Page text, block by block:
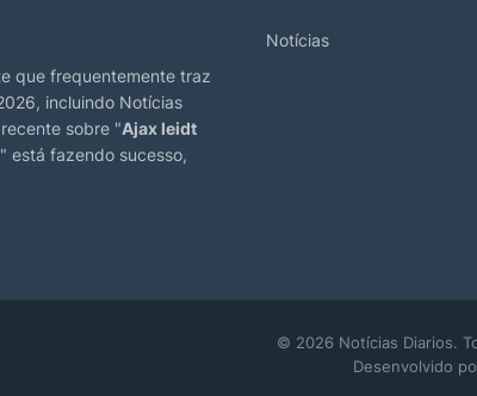
que frequentemente traz
incluindo Notícias
sobre "Ajax leidt
" está fazendo sucesso,
Notícias
© 2026 Notícias Diarios.
Desenvolvido